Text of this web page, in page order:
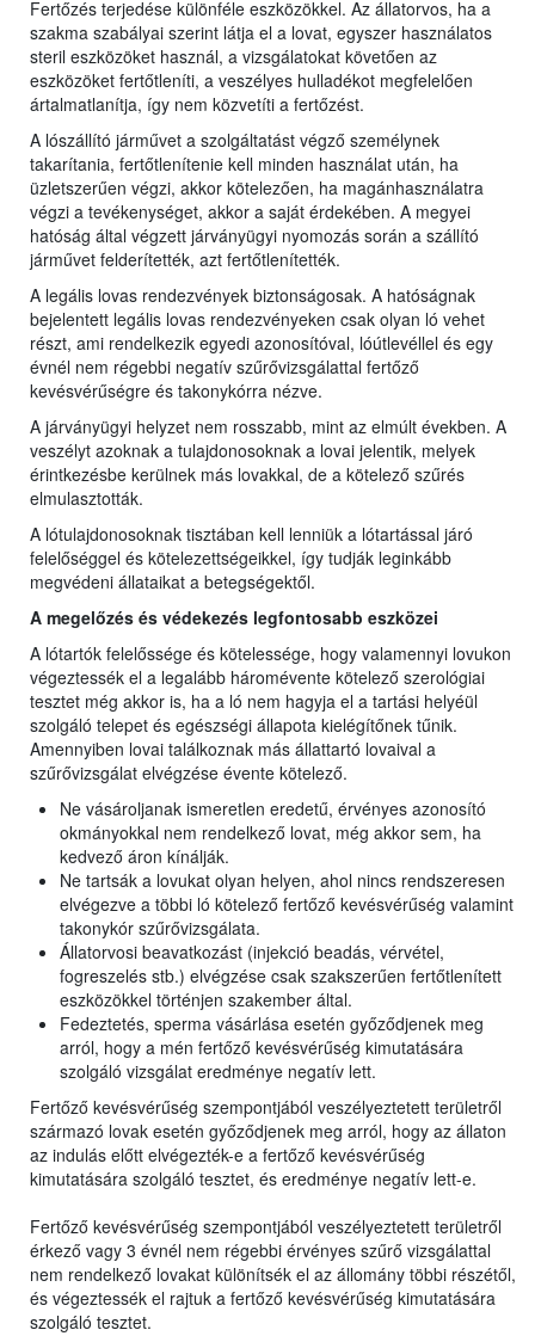
Fertőzés terjedése különféle eszközökkel. Az állatorvos, ha a
szakma szabályai szerint látja el a lovat, egyszer használatos
steril eszközöket használ, a vizsgálatokat követően az
eszközöket fertőtleníti, a veszélyes hulladékot megfelelően
ártalmatlanítja, így nem közvetíti a fertőzést.
A lószállító járművet a szolgáltatást végző személynek
takarítania, fertőtlenítenie kell minden használat után, ha
üzletszerűen végzi, akkor kötelezően, ha magánhasználatra
végzi a tevékenységet, akkor a saját érdekében. A megyei
hatóság által végzett járványügyi nyomozás során a szállító
járművet felderítették, azt fertőtlenítették.
A legális lovas rendezvények biztonságosak. A hatóságnak
bejelentett legális lovas rendezvényeken csak olyan ló vehet
részt, ami rendelkezik egyedi azonosítóval, lóútlevéllel és egy
évnél nem régebbi negatív szűrővizsgálattal fertőző
kevésvérűségre és takonykórra nézve.
A járványügyi helyzet nem rosszabb, mint az elmúlt években. A
veszélyt azoknak a tulajdonosoknak a lovai jelentik, melyek
érintkezésbe kerülnek más lovakkal, de a kötelező szűrés
elmulasztották.
A lótulajdonosoknak tisztában kell lenniük a lótartással járó
felelőséggel és kötelezettségeikkel, így tudják leginkább
megvédeni állataikat a betegségektől.
A megelőzés és védekezés legfontosabb eszközei
A lótartók felelőssége és kötelessége, hogy valamennyi lovukon
végeztessék el a legalább háromévente kötelező szerológiai
tesztet még akkor is, ha a ló nem hagyja el a tartási helyéül
szolgáló telepet és egészségi állapota kielégítőnek tűnik.
Amennyiben lovai találkoznak más állattartó lovaival a
szűrővizsgálat elvégzése évente kötelező.
Ne vásároljanak ismeretlen eredetű, érvényes azonosító
okmányokkal nem rendelkező lovat, még akkor sem, ha
kedvező áron kínálják.
Ne tartsák a lovukat olyan helyen, ahol nincs rendszeresen
elvégezve a többi ló kötelező fertőző kevésvérűség valamint
takonykór szűrővizsgálata.
Állatorvosi beavatkozást (injekció beadás, vérvétel,
fogreszelés stb.) elvégzése csak szakszerűen fertőtlenített
eszközökkel történjen szakember által.
Fedeztetés, sperma vásárlása esetén győződjenek meg
arról, hogy a mén fertőző kevésvérűség kimutatására
szolgáló vizsgálat eredménye negatív lett.
Fertőző kevésvérűség szempontjából veszélyeztetett területről
származó lovak esetén győződjenek meg arról, hogy az állaton
az indulás előtt elvégezték-e a fertőző kevésvérűség
kimutatására szolgáló tesztet, és eredménye negatív lett-e.
Fertőző kevésvérűség szempontjából veszélyeztetett területről
érkező vagy 3 évnél nem régebbi érvényes szűrő vizsgálattal
nem rendelkező lovakat különítsék el az állomány többi részétől,
és végeztessék el rajtuk a fertőző kevésvérűség kimutatására
szolgáló tesztet.